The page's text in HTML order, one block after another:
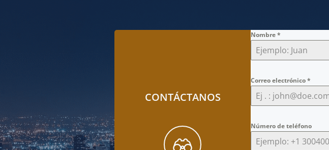
CONTÁCTANOS
Nombre*
Correo electrónico*
Número de teléfono